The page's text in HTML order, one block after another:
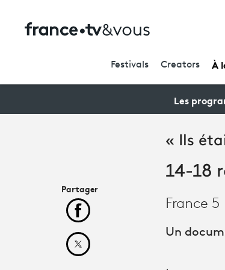
Festivals Creators À
Les
« Ils
14-18
France 5
Un
Partager
Partager cet article sur
Partager cet article sur X